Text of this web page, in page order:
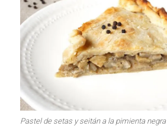
Las Hamburguesas
más Top
Los más dulces
Carnes 2.0
Pastel de setas y seitán a la pimienta negra